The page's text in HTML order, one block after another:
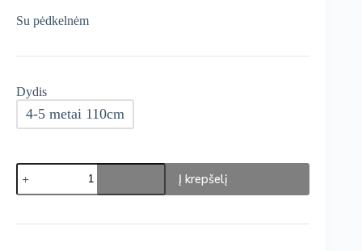
€14,99.
€7,50.
Su pėdkelnėm
Dydis
4-5 metai 110cm
produkto
kiekis:
George
Į krepšelį